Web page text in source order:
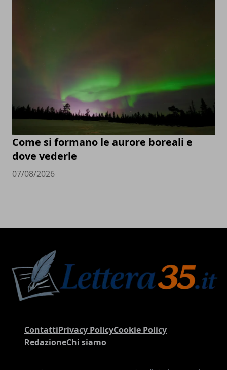
Come si formano le aurore boreali e
dove vederle
07/08/2026
ContattiPrivacy PolicyCookie Policy
RedazioneChi siamo